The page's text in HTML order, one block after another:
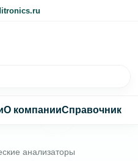
О компанииСправочник
анализаторы